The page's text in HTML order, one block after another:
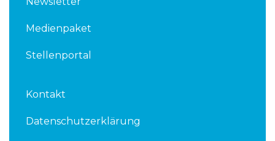
Medienpaket
Stellenportal
Kontakt
Datenschutzerklärung